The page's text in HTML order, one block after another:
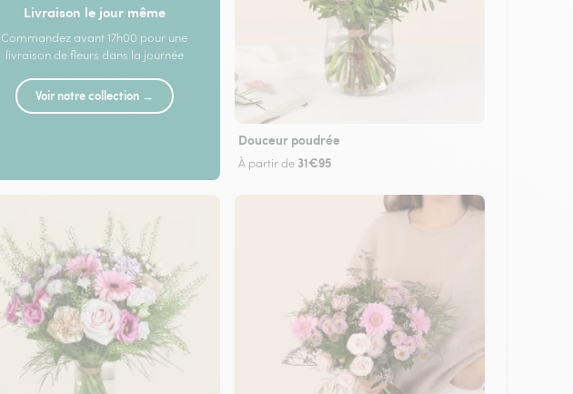
Livraison le jour même
Commandez avant 17h00 pour une
livraison de fleurs dans la journée
Voir notre collection →
Douceur poudrée
À partir de 31€95